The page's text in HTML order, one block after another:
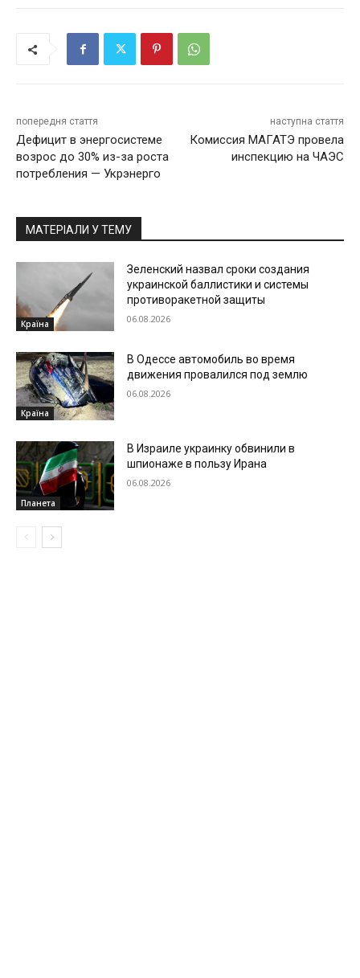
попередня стаття
Дефицит в энергосистеме
возрос до 30% из-за роста
потребления — Укрэнерго
наступна стаття
Комиссия МАГАТЭ провела
инспекцию на ЧАЭС
МАТЕРІАЛИ У ТЕМУ
Країна
Зеленский назвал сроки создания
украинской баллистики и системы
противоракетной защиты
06.08.2026
Країна
В Одессе автомобиль во время
движения провалился под землю
06.08.2026
Планета
В Израиле украинку обвинили в
шпионаже в пользу Ирана
06.08.2026